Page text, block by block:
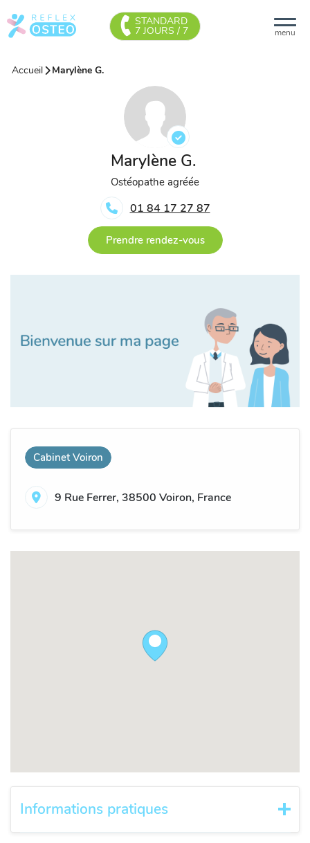
menu
STANDARD
7 JOURS / 7
Accueil Marylène G.
Marylène G.
Ostéopathe agréée
01 84 17 27 87
Prendre rendez-vous
Cabinet Voiron
9 Rue Ferrer, 38500 Voiron, France
Informations pratiques